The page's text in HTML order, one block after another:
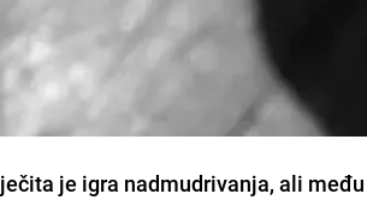
je igra nadmudrivanja, ali među